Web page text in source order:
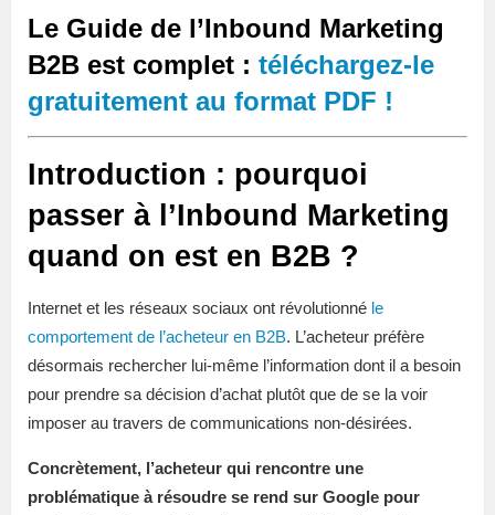
Le Guide de l’Inbound Marketing
B2B est complet : téléchargez-le
gratuitement au format PDF !
Introduction : pourquoi
passer à l’Inbound Marketing
quand on est en B2B ?
Internet et les réseaux sociaux ont révolutionné le
comportement de l’acheteur en B2B. L’acheteur préfère
désormais rechercher lui-même l’information dont il a besoin
pour prendre sa décision d’achat plutôt que de se la voir
imposer au travers de communications non-désirées.
Concrètement, l’acheteur qui rencontre une
problématique à résoudre se rend sur Google pour